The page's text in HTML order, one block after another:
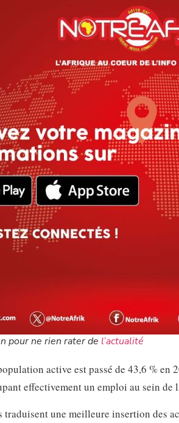
pour ne rien rater de l’actualité
active est passé de 43,6 % en
effectivement un emploi au sein
traduisent une meilleure insertion des